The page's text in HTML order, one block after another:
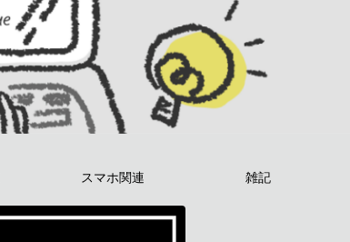
スマホ関連 雑記